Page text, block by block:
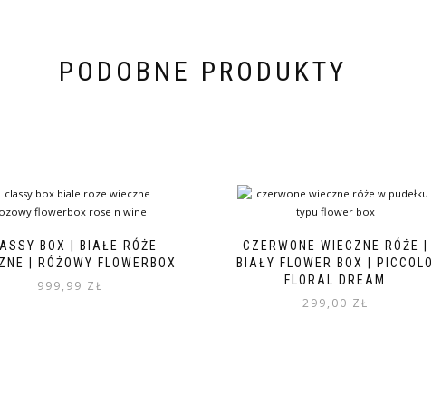
PODOBNE PRODUKTY
BOX | BIAŁE RÓŻE
| RÓŻOWY FLOWERBOX
999,99 ZŁ
CZERWONE WIECZNE RÓŻE |
BIAŁY FLOWER BOX | PICCOLO
FLORAL DREAM
299,00 ZŁ